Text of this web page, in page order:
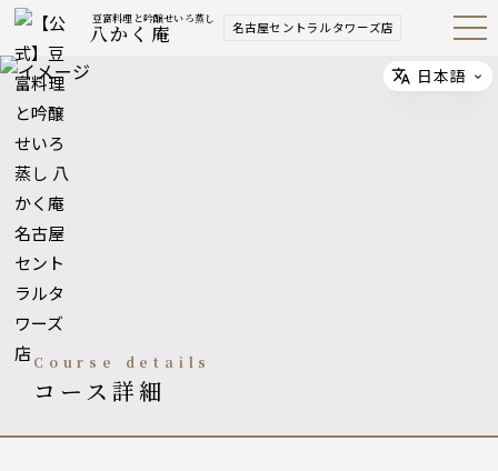
豆富料理と吟醸せいろ蒸し
八かく庵 名古屋セントラルタワーズ店 Open
Navig
course details
コース詳細
Select
日本語